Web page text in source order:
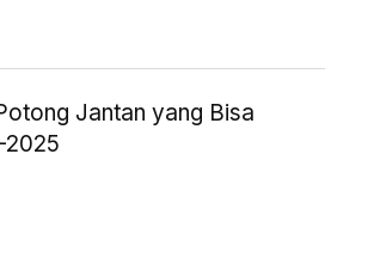
Jantan yang Bisa
2025